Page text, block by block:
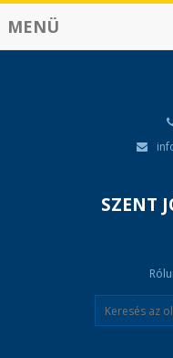
MENÜ
SZENT